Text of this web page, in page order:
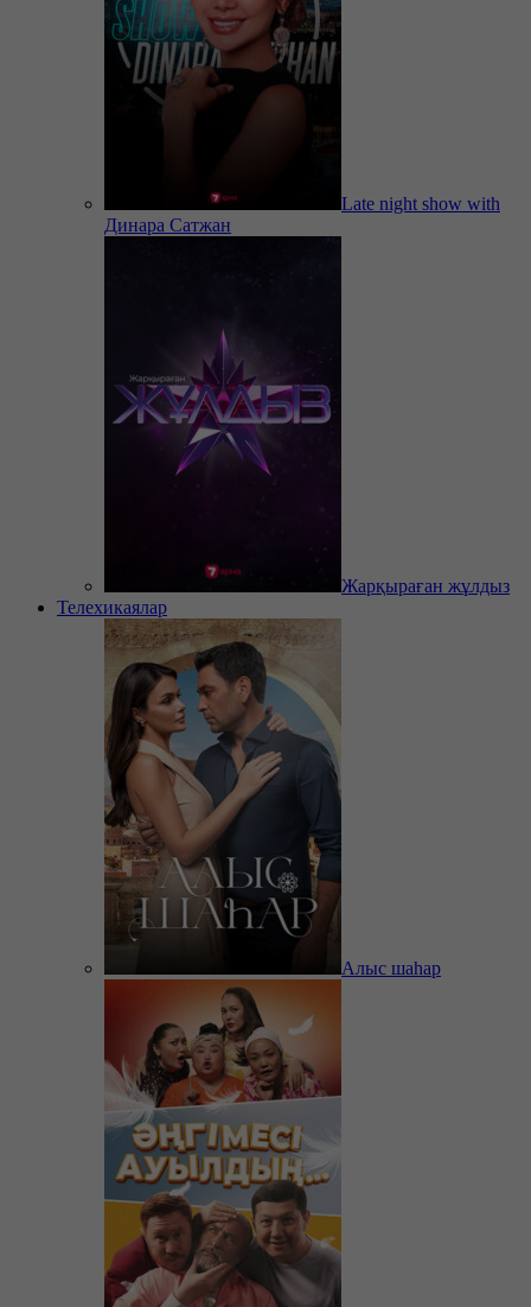
Late night show with
Динара Сатжан
Жарқыраған жұлдыз
Телехикаялар
Алыс шаһар